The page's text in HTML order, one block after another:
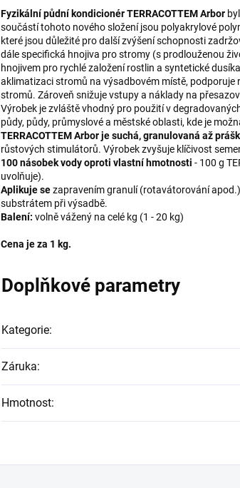
Fyzikální půdní kondicionér TERRACOTTEMArbor
součástí tohoto nového složení jsou polyakrylové
které jsou důležité pro další zvýšení schopnosti
dále specifická hnojiva pro stromy (s prodlouženou
hnojivem pro rychlé založení rostlin a syntetické
aklimatizaci stromů na výsadbovém místě,
stromů. Zároveň snižuje vstupy a náklady na
Výrobek je zvláště vhodný pro použití v
půdy, půdy, průmyslové a městské oblasti, kde je
TERRACOTTEM Arbor je suchá, granulovaná až
růstových stimulátorů. Výrobek zvyšuje klíčivost
100 násobek vody oproti vlastní hmotnosti - 100 g
uvolňuje).
Aplikuje sezapravením granulí (rotavátorování
substrátem při výsadbě.
Balení: volně vážený na celé kg (1 - 20 kg)
Cena je za 1 kg.
Doplňkové parametry
Kategorie:
Záruka:
Hmotnost: